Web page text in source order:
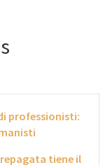
professionisti:
tiene il